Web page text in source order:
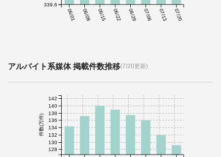
06/01 06/08 06/15 06/22 06/29 07/06 07/13 07/20
339.6
アルバイト系媒体 掲載件数推移(7/20更新)
件数(万件)
128
130
132
134
136
138
140
142